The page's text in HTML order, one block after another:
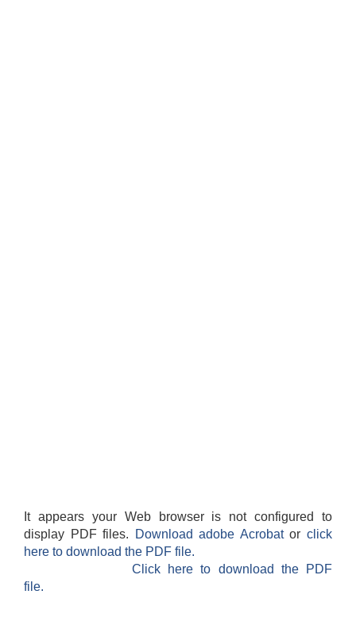
It appears your Web browser is not configured to
display PDF files.
Download adobe Acrobatorclick
here to download the PDF file.
Click here to download the PDF
file.